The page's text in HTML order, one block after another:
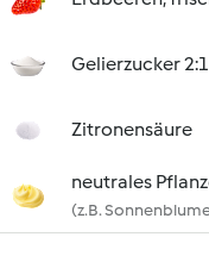
Gelierzucker 2:1
Zitronensäure
neutrales
(z.B.